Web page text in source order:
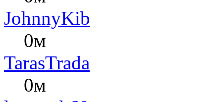
JohnnyKib
0м
TarasTrada
0м